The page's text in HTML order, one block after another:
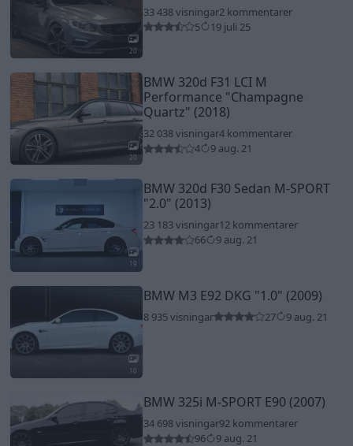
20
33 438 visningar2 kommentarer
5
19 juli 25
20
BMW 320d F31 LCI M
Performance "Champagne
Quartz" (2018)
32 038 visningar4 kommentarer
4
9 aug. 21
19
BMW 320d F30 Sedan M-SPORT
"2.0" (2013)
23 183 visningar12 kommentarer
66
9 aug. 21
10
BMW M3 E92 DKG "1.0" (2009)
8 935 visningar 27 9 aug. 21
BMW 325i M-SPORT E90 (2007)
34 698 visningar92 kommentarer
96
9 aug. 21